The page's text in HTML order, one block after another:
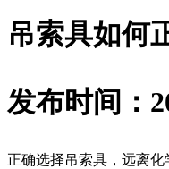
吊索具如何
发布时间：
正确选择吊索具，远离